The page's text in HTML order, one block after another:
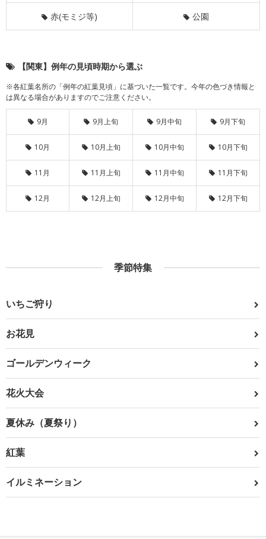
赤(モミジ等) 公園
【関東】例年の見頃時期から選ぶ
※各紅葉名所の「例年の紅葉見頃」に基づいた一覧です。今年の色づき情報と
は異なる場合がありますのでご注意ください。
9月 9月上旬 9月中旬 9月下旬
10月 10月上旬 10月中旬 10月下旬
11月 11月上旬 11月中旬 11月下旬
12月 12月上旬 12月中旬 12月下旬
季節特集
いちご狩り
お花見
ゴールデンウィーク
花火大会
夏休み（夏祭り）
紅葉
イルミネーション